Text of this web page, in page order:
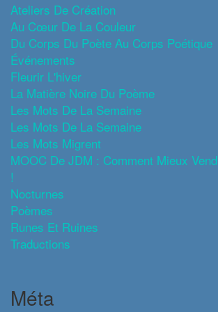
Ateliers De Création
Au Cœur De La Couleur
Du Corps Du Poète Au Corps Poétique
Événements
Fleurir L'hiver
La Matière Noire Du Poème
Les Mots De La Semaine
Les Mots De La Semaine
Les Mots Migrent
MOOC De JDM : Comment Mieux
!
Nocturnes
Poèmes
Runes Et Ruines
Traductions
Méta